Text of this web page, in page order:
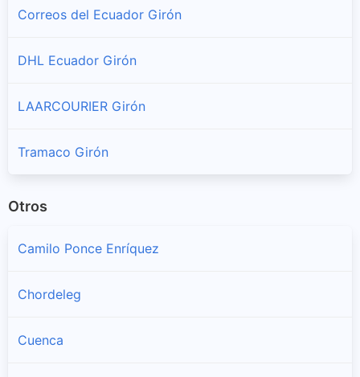
Correos del Ecuador Girón
DHL Ecuador Girón
LAARCOURIER Girón
Tramaco Girón
Otros
Camilo Ponce Enríquez
Chordeleg
Cuenca